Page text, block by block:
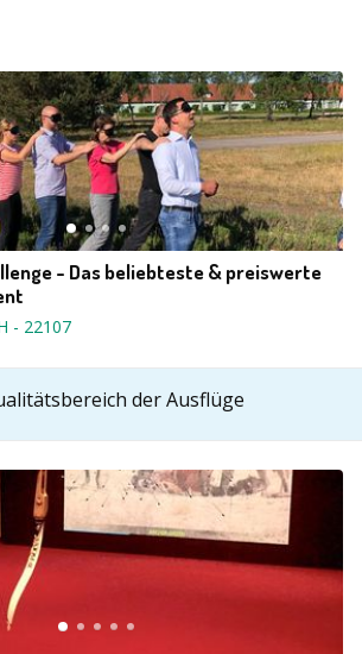
- Das beliebteste & preiswerte
- 22107
der Ausflüge